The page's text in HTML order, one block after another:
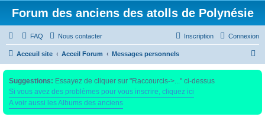
Forum des anciens des atolls de Polynésie
FAQ Nous contacter Connexion
Inscription
Acceuil site Acceil Forum Messages personnels
e
Suggestions: Essayez de cliquer sur "Raccourcis->..." ci-dessus
Si vous avez des problèmes pour vous inscrire, cliquez ici
A voir aussi les Albums des anciens